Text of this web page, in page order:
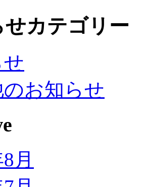
せカテゴリー
お知らせ
月